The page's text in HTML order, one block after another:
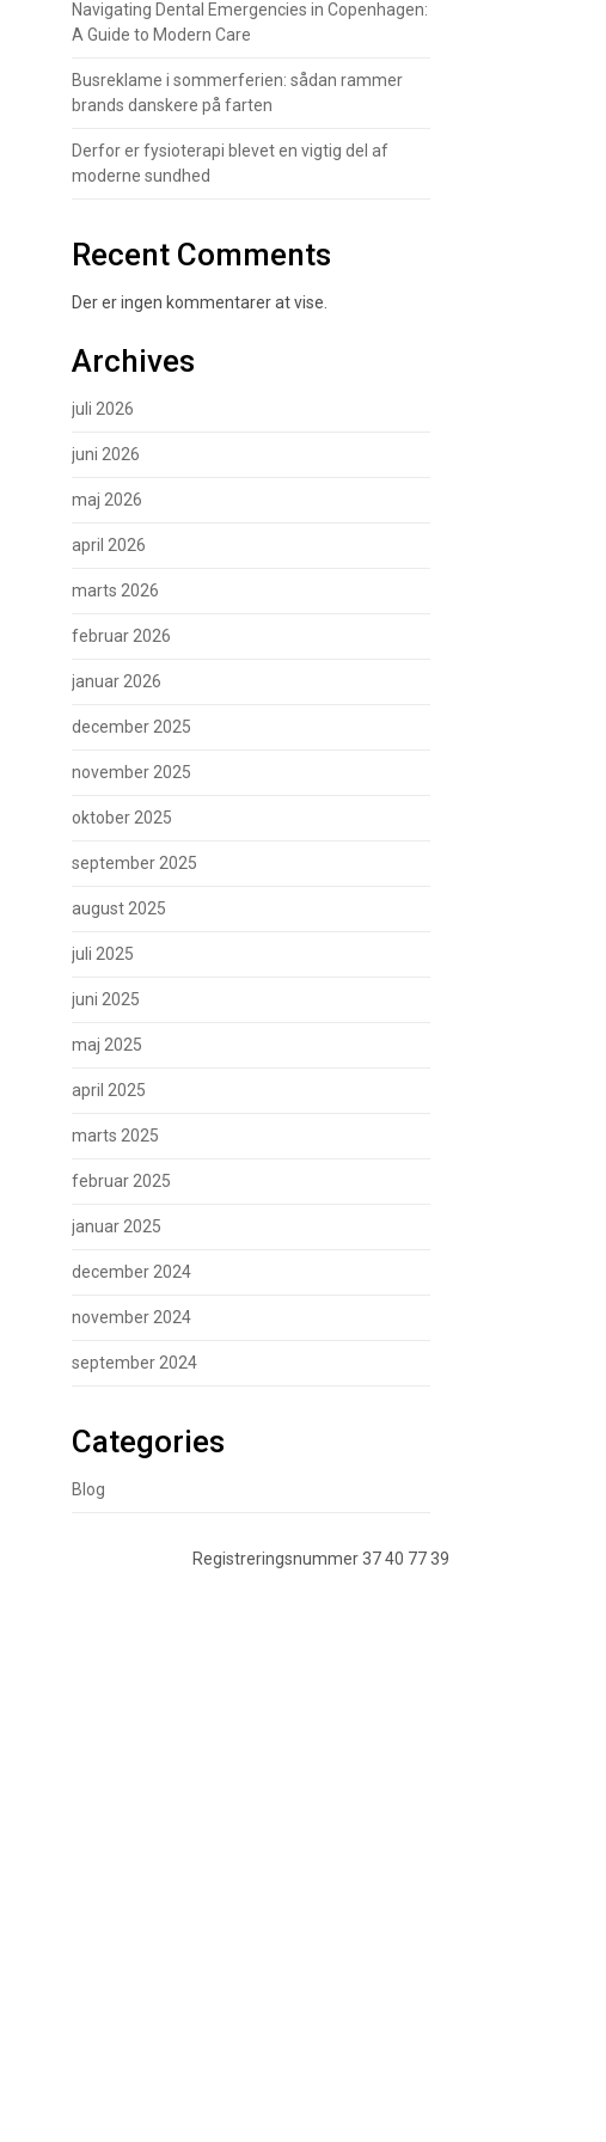
Navigating Dental Emergencies in Copenhagen:
A Guide to Modern Care
Busreklame i sommerferien: sådan rammer
brands danskere på farten
Derfor er fysioterapi blevet en vigtig del af
moderne sundhed
Recent Comments
Der er ingen kommentarer at vise.
Archives
juli 2026
juni 2026
maj 2026
april 2026
marts 2026
februar 2026
januar 2026
december 2025
november 2025
oktober 2025
september 2025
august 2025
juli 2025
juni 2025
maj 2025
april 2025
marts 2025
februar 2025
januar 2025
december 2024
november 2024
september 2024
Categories
Blog
Registreringsnummer 37 40 77 39